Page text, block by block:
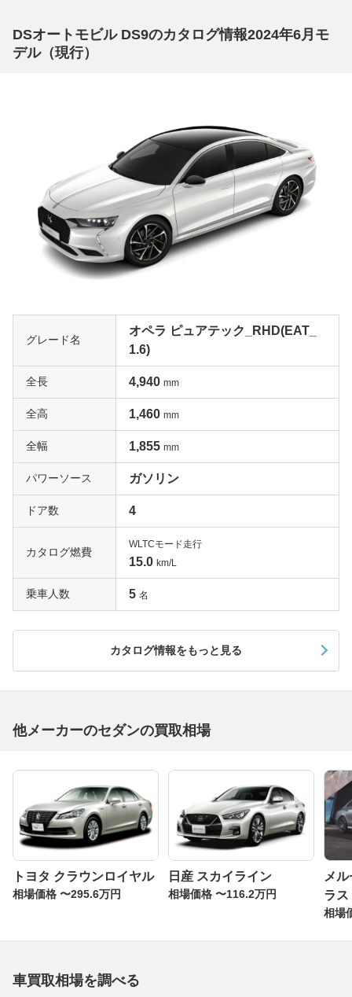
DSオートモビル DS9のカタログ情報2024年6月モ
デル（現行）
グレード名
オペラ ピュアテック_RHD(EAT_
1.6)
全長 4,940 mm
全高 1,460 mm
全幅 1,855 mm
パワーソース ガソリン
ドア数 4
カタログ燃費
WLTCモード走行
15.0 km/L
乗車人数 5 名
カタログ情報をもっと見る
他メーカーのセダンの買取相場
トヨタ クラウンロイヤル
相場価格 〜295.6万円
日産 スカイライン
相場価格 〜116.2万円
メ
ラス
相場
車買取相場を調べる